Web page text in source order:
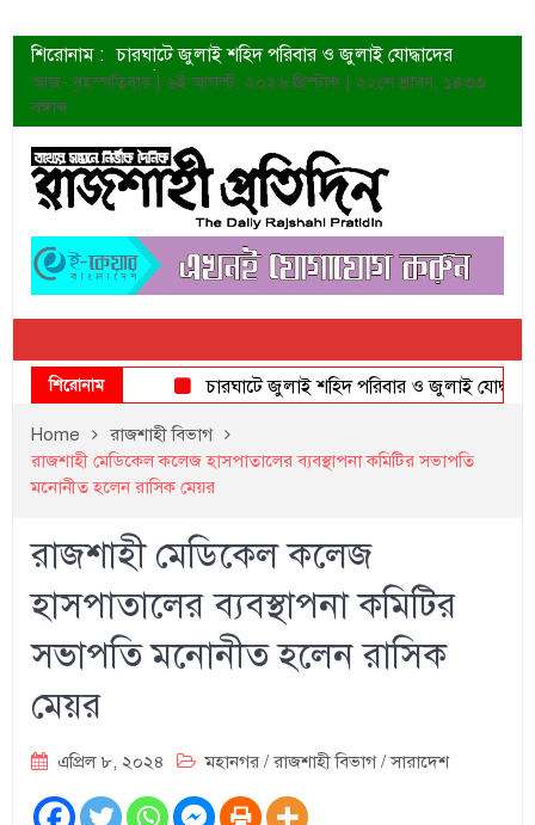
শিরোনাম : চারঘাটে জুলাই শহিদ পরিবার ও জুলাই যোদ্ধাদের
সংবর্ধনা
ত্বক ভালো রাখতে যে ৫ কাজ করবেন
জুলাই স্মৃতি জাদুঘরের দুয়ার খুলেছে উদ্বোধন করলেন
প্রধানমন্ত্রী
শাহরুখের নতুন সিনেমার লুক
কোয়ার্টার ফাইনালে নেইমারের দুর্দান্ত অ্যাসিস্টে সান্তোস
ডেনিস লিয়ামিন রাশিয়ার ড্রোন বাহিনীর প্রধান হলেন
জুলাই শহিদদের আত্মত্যাগ জাতি চিরকাল শ্রদ্ধার সাথে
স্মরণ করবে: ভূমিমন্ত্রী
আজ- বৃহস্পতিবার | ৬ই আগস্ট, ২০২৬ খ্রিস্টাব্দ | ২২শে শ্রাবণ, ১৪৩৩
বঙ্গাব্দ
শিরোনাম চারঘাটে জুলাই শহিদ পরিবার ও জুলাই যোদ্ধাদের
Home
রাজশাহী বিভাগ
রাজশাহী মেডিকেল কলেজ হাসপাতালের ব্যবস্থাপনা কমিটির সভাপতি
মনোনীত হলেন রাসিক মেয়র
রাজশাহী মেডিকেল কলেজ
হাসপাতালের ব্যবস্থাপনা কমিটির
সভাপতি মনোনীত হলেন রাসিক
মেয়র
এপ্রিল ৮, ২০২৪ মহানগর /রাজশাহী বিভাগ/সারাদেশ